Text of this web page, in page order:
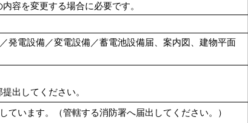
容を変更する場合に必要です。
発電設備／変電設備／蓄電池設備届、案内図、建物平面
出してください。
ています。（管轄する消防署へ届出してください。）